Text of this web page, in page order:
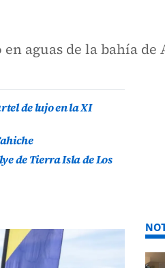
aguas de la bahía
de lujo en la XI
de Tierra Isla de Los